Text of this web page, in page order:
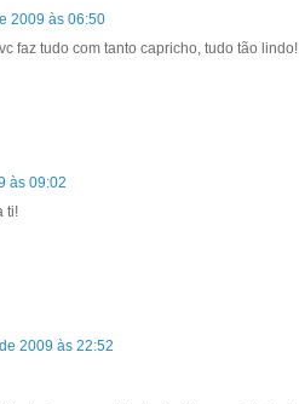
2009 às 06:50
faz tudo com tanto capricho, tudo tão lindo!
às 09:02
ti!
2009 às 22:52